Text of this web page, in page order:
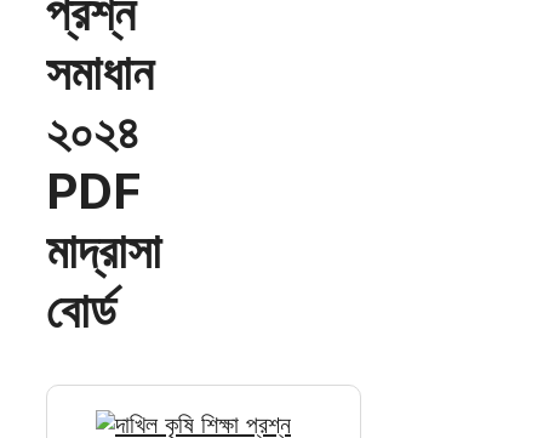
প্রশ্ন
সমাধান
২০২৪
PDF
মাদ্রাসা
বোর্ড